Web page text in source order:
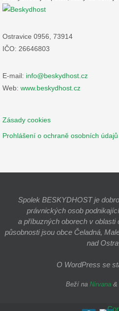
Ostravice 0956, 73914
IČO: 26646803
E-mail: info@beskydhost.cz
Web: www.beskydhost.cz
Zásady cookies
Prohlášení o ochraně osobních údajů
Spolek BESKYDHOST je
právnických osob
a příbuzných oborech v
působnosti jsou obce Čeladná,
nad
O WordPress se
Beží na Nirvana &